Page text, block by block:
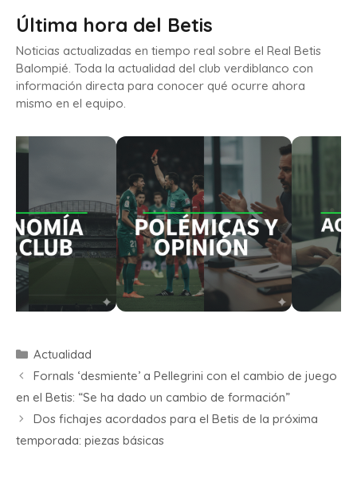
Última hora del Betis
Noticias actualizadas en tiempo real sobre el Real Betis
Balompié. Toda la actualidad del club verdiblanco con
información directa para conocer qué ocurre ahora
mismo en el equipo.
Actualidad
Fornals ‘desmiente’ a Pellegrini con el cambio de juego
en el Betis: “Se ha dado un cambio de formación”
Dos fichajes acordados para el Betis de la próxima
temporada: piezas básicas